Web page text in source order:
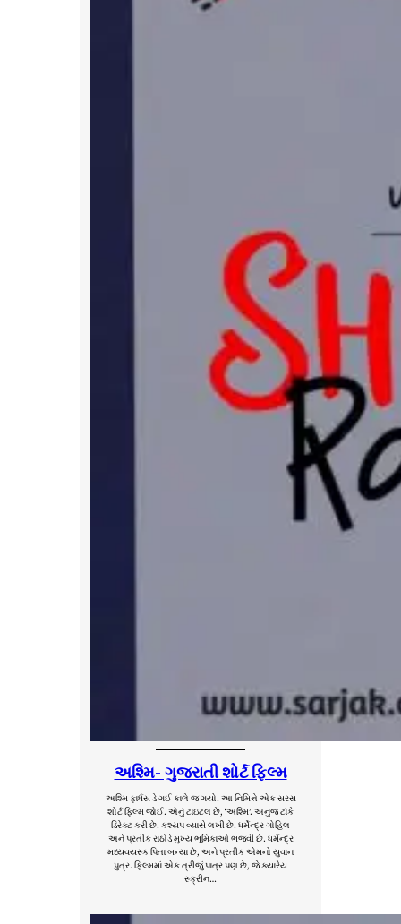
અશ્મિ- ગુજરાતી શોર્ટ ફિલ્મ
અશ્મિ ફાર્ધસ ડે ગઈ કાલે જ ગયો. આ નિમિત્તે એક સરસ
શોર્ટ ફિલ્મ જોઈ. એનું ટાઇટલ છે, ‘અશ્મિ’. અનુજ ટાંકે
ડિરેક્ટ કરી છે. કશ્યપ વ્યાસે લખી છે. ધર્મેન્દ્ર ગોહિલ
અને પ્રતીક રાઠોડે મુખ્ય ભૂમિકાઓ ભજવી છે. ધર્મેન્દ્ર
મધ્યવયસ્ક પિતા બન્યા છે, અને પ્રતીક એમનો યુવાન
પુત્ર. ફિલ્મમાં એક ત્રીજું પાત્ર પણ છે, જે ક્યારેય
સ્ક્રીન…